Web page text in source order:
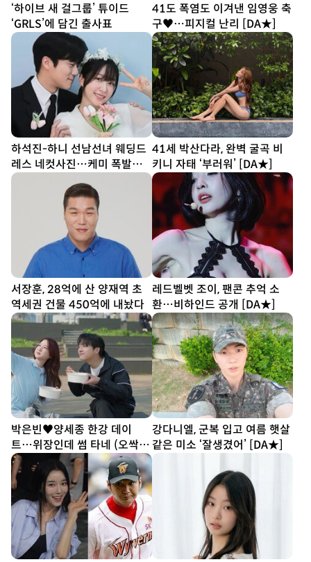
‘하이브 새 걸그룹’ 튜이드
‘GRLS’에 담긴 출사표
41도 폭염도 이겨낸 임영웅 축
구♥…피지컬 난리 [DA★]
하석진-하니 선남선녀 웨딩드
레스 네컷사진…케미 폭발
[DA★]
41세 박산다라, 완벽 굴곡 비
키니 자태 ‘부러워’ [DA★]
서장훈, 28억에 산 양재역 초
역세권 건물 450억에 내놨다
레드벨벳 조이, 팬콘 추억 소
환…비하인드 공개 [DA★]
박은빈♥양세종 한강 데이
트…위장인데 썸 타네 (오싹한
연애)
강다니엘, 군복 입고 여름 햇살
같은 미소 ‘잘생겼어’ [DA★]